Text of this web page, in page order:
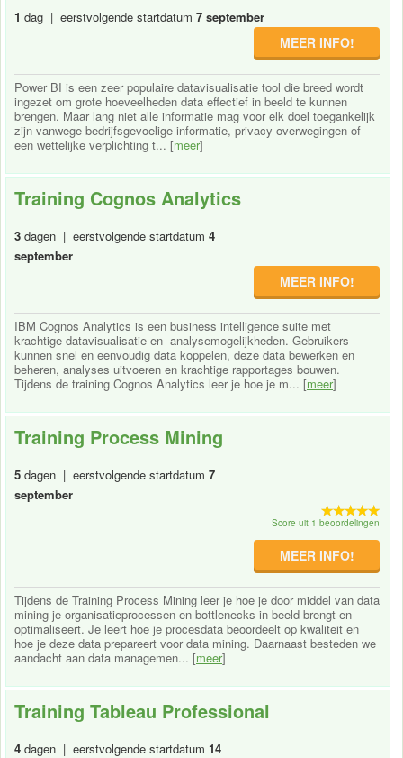
1 dag | eerstvolgende startdatum 7 september
MEER INFO!
Power BI is een zeer populaire datavisualisatie tool die breed wordt
ingezet om grote hoeveelheden data effectief in beeld te kunnen
brengen. Maar lang niet alle informatie mag voor elk doel toegankelijk
zijn vanwege bedrijfsgevoelige informatie, privacy overwegingen of
een wettelijke verplichting t... [meer]
Training Cognos Analytics
3 dagen | eerstvolgende startdatum 4
september
MEER INFO!
IBM Cognos Analytics is een business intelligence suite met
krachtige datavisualisatie en -analysemogelijkheden. Gebruikers
kunnen snel en eenvoudig data koppelen, deze data bewerken en
beheren, analyses uitvoeren en krachtige rapportages bouwen.
Tijdens de training Cognos Analytics leer je hoe je m... [meer]
Training Process Mining
5 dagen | eerstvolgende startdatum 7
september
Score uit 1 beoordelingen
MEER INFO!
Tijdens de Training Process Mining leer je hoe je door middel van data
mining je organisatieprocessen en bottlenecks in beeld brengt en
optimaliseert. Je leert hoe je procesdata beoordeelt op kwaliteit en
hoe je deze data prepareert voor data mining. Daarnaast besteden we
aandacht aan data managemen... [meer]
Training Tableau Professional
4 dagen | eerstvolgende startdatum 14